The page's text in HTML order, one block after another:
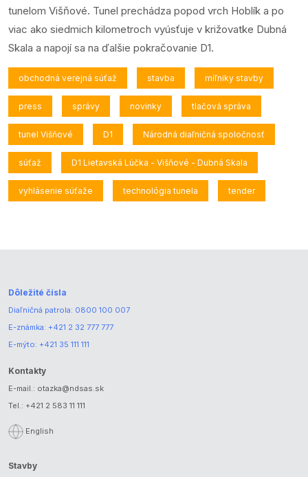
tunelom Višňové. Tunel prechádza popod vrch Hoblík a po
viac ako siedmich kilometroch vyúsťuje v križovatke Dubná
Skala a napojí sa na ďalšie pokračovanie D1.
obchodná verejná súťaž stavba míľniky stavby
press správy novinky tlačová správa
tunel Višňové D1 Národná diaľničná spoločnosť
súťaž D1 Lietavská Lúčka - Višňové - Dubná Skala
vyhlásenie súťaže technológia tunela tender
Dôležité čísla
Diaľničná patrola: 0800 100 007
E-známka: +421 2 32 777 777
E-mýto: +421 35 111 111
Kontakty
E-mail.: otazka@ndsas.sk
Tel.: +421 2 583 11 111
English
Stavby